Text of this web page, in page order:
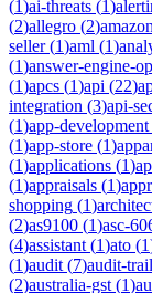
(1)ai-threats (1)
(2)allegro (2)amazon
seller(1)aml (1)
(1)answer-engine-
(1)apcs (1)api (22)
integration (3)api-
(1)app-development
(1)app-store (1)
(1)applications (1)
(1)appraisals (1)
shopping (1)
(2)as9100 (1)asc-
(4)assistant (1)ato (1
(1)audit (7)audit-trail
(2)australia-gst (1)